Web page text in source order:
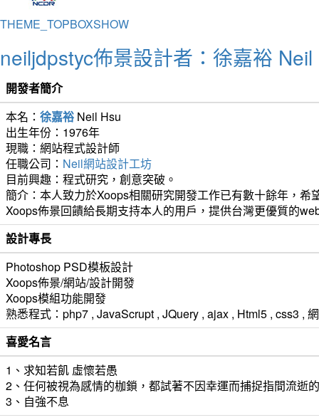
THEME_TOPBOXSHOW
neiljdpstyc佈景設計者：徐嘉裕
開發者簡介
本名： 徐嘉裕 Neil Hsu
出生年份：1976年
現職：網站程式設計師
任職公司： Neil網站設計工坊
目前興趣：程式研究，創意突破。
簡介：本人致力於Xoops相關研究開發工作已有數十餘年，
Xoops佈景回饋給長期支持本人的用戶，提供台灣更優質的
設計專長
Photoshop PSD模板設計
Xoops佈景/網站/設計開發
Xoops模組功能開發
熟悉程式：php7 , JavaScrupt , JQuery , ajax , Html5 , css3 ,
喜愛名言
1、求知若飢 虛懷若愚
2、任何被視為感情的枷鎖，都試著不因幸運而捕捉指間流逝
3、自強不息